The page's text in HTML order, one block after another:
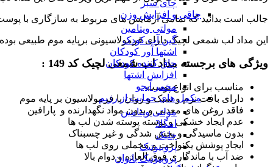
چای سبز
چاقی و افزایش وزن
مولتی ویتامین
گین آپ کودک
اشتها آور کودکان
چاق کننده کودکان
افزایش اشتها
مخمر آبجو
مکمل های حمایت از رژیم
مولتی ویتامین
امگا3
جلبک
پروبیوتیک
پروبیوتیک بانوان
جالب است بدانید که تمامی آزمایش های مربوط به سازگاری با
این مداد لب شمعی لچیک دارای فرمولاسیونی برپایه موم طبیعی
ویژگی های برجسته مداد لب شمعی لچیک کد 149 :
مناسب برای انواع پوست
دارای بافت نرم و سبک و روان با فرمولاسیون بر پایه موم
فاقد روغن های معدنی و بدون مواد نگهدارنده و پارافین
عدم ایجاد خشکی و پوسته پوسته شدن لب ها
بدون ماسیدگی و پخش شدگی و غیر چسبناک
ایجاد پوشش یکنواخت و مخملی روی لب ها
ضد آب با ماندگاری فوق العاده و دوام بالا